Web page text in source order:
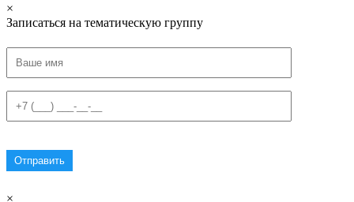
×
Записаться на тематическую группу
×